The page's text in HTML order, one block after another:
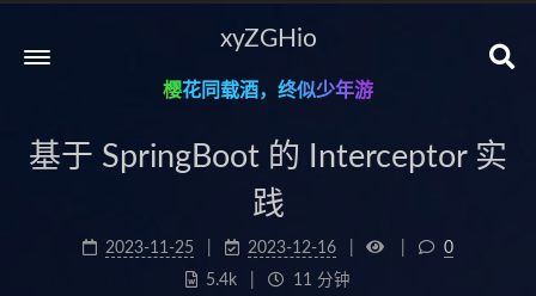
xyZGHio
樱花同载酒，终似少年游
基于 SpringBoot 的 Interceptor 实
践
2023-11-25 2023-12-16
0
5.4k
11 分钟